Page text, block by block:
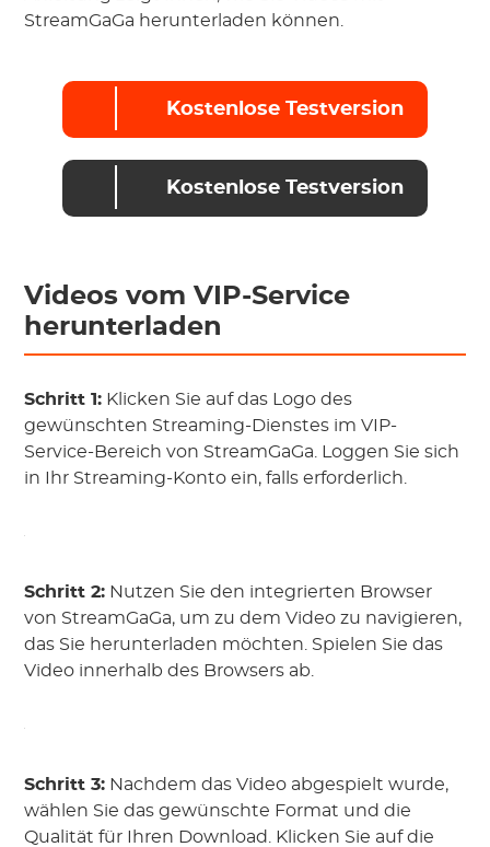
StreamGaGa herunterladen können.
Kostenlose Testversion
Kostenlose Testversion
Videos vom VIP-Service
herunterladen
Schritt 1: Klicken Sie auf das Logo des
gewünschten Streaming-Dienstes im VIP-
Service-Bereich von StreamGaGa. Loggen Sie sich
in Ihr Streaming-Konto ein, falls erforderlich.
Schritt 2: Nutzen Sie den integrierten Browser
von StreamGaGa, um zu dem Video zu navigieren,
das Sie herunterladen möchten. Spielen Sie das
Video innerhalb des Browsers ab.
Schritt 3: Nachdem das Video abgespielt wurde,
wählen Sie das gewünschte Format und die
Qualität für Ihren Download. Klicken Sie auf die